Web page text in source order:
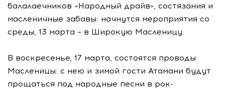
балалаечников «Народный драйв», состязания и
масленичные забавы: начнутся мероприятия со
среды, 13 марта – в Широкую Масленицу.
В воскресенье, 17 марта, состоятся проводы
Масленицы: с нею и зимой гости Атамани будут
прощаться под народные песни в рок-